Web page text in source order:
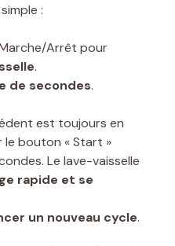
:
Arrêt pour
.
de secondes.
est toujours en
le bouton « Start »
Le lave-vaisselle
rapide et se
un nouveau cycle.